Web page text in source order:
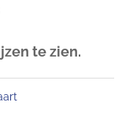
te zien.